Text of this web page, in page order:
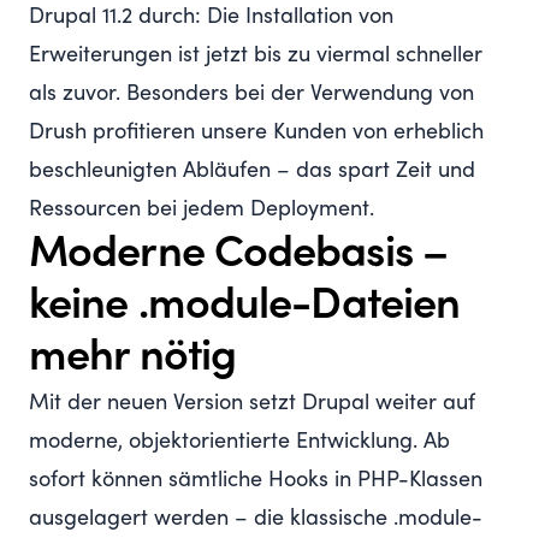
Drupal 11.2 durch: Die Installation von
Erweiterungen ist jetzt bis zu viermal schneller
als zuvor. Besonders bei der Verwendung von
Drush profitieren unsere Kunden von erheblich
beschleunigten Abläufen – das spart Zeit und
Ressourcen bei jedem Deployment.
Moderne Codebasis –
keine .module-Dateien
mehr nötig
Mit der neuen Version setzt Drupal weiter auf
moderne, objektorientierte Entwicklung. Ab
sofort können sämtliche Hooks in PHP-Klassen
ausgelagert werden – die klassische .module-